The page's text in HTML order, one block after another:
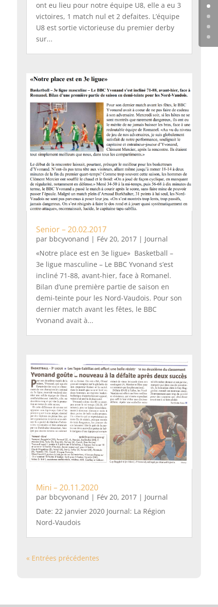
ont eu lieu pour notre équipe U8, elle a eu 3
victoires, 1 match nul et 2 defaites. L’équipe
U8 est sortie victorieuse du premier derby
sur...
Senior – 20.02.2017
par bbcyvonand | Fév 20, 2017| Journal
«Notre place est en 3e ligue» Basketball –
3e ligue masculine – Le BBC Yvonand s’est
incliné 71-88, avant-hier, face à Romanel.
Bilan d’une première partie de saison en
demi-teinte pour les Nord-Vaudois. Pour son
dernier match avant les fêtes, le BBC
Yvonand avait à...
Mini – 20.11.2020
par bbcyvonand | Fév 20, 2017| Journal
Date: 22 janvier 2020 Journal: La Région
Nord-Vaudois
« Entrées précédentes